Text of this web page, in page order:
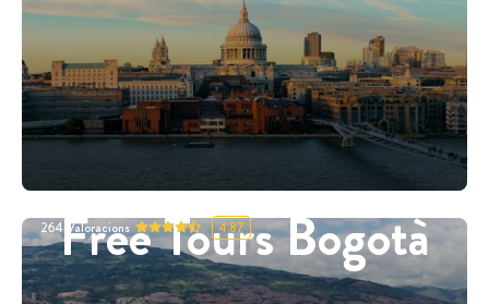
Free Tours Bogotà
264 Valoracions 4.87